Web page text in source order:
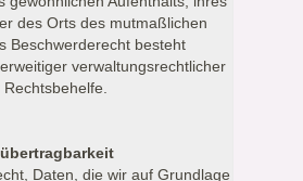
des Orts des mutmaßlichen
Beschwerderecht besteht
verwaltungsrechtlicher
Rechtsbehelfe.
Daten, die wir auf Grundlage